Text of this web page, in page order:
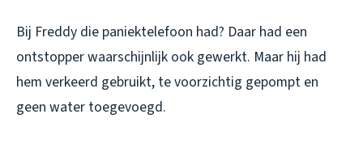
Bij Freddy die paniektelefoon had? Daar had een
ontstopper waarschijnlijk ook gewerkt. Maar hij had
hem verkeerd gebruikt, te voorzichtig gepompt en
geen water toegevoegd.